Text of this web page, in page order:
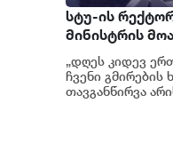
სტუ-ის
მინისტრის
წევრი
რექტორებმა
„დღეს კიდევ
ჩვენი გმირების
თავგანწირვა